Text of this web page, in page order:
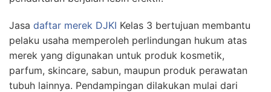
Jasa daftar merek DJKI Kelas 3 bertujuan membantu
pelaku usaha memperoleh perlindungan hukum atas
merek yang digunakan untuk produk kosmetik,
parfum, skincare, sabun, maupun produk perawatan
tubuh lainnya. Pendampingan dilakukan mulai dari